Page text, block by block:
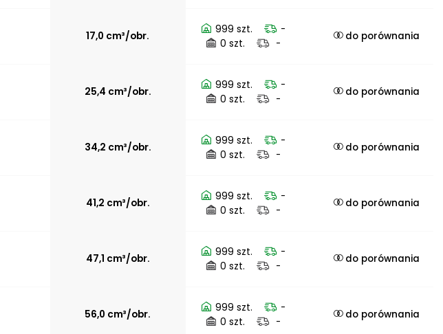
17,0 cm³/obr.
999 szt.
-
0 szt.
-
do porównania
25,4 cm³/obr.
999 szt.
-
0 szt.
-
do porównania
34,2 cm³/obr.
999 szt.
-
0 szt.
-
do porównania
41,2 cm³/obr.
999 szt.
-
0 szt.
-
do porównania
47,1 cm³/obr.
999 szt.
-
0 szt.
-
do porównania
56,0 cm³/obr.
999 szt.
-
0 szt.
-
do porównania